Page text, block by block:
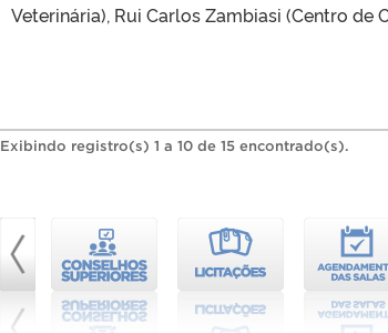
Veterinária), Rui Carlos Zambiasi (Centro de
Exibindo registro(s) 1 a 10 de 15 encontrado(s).